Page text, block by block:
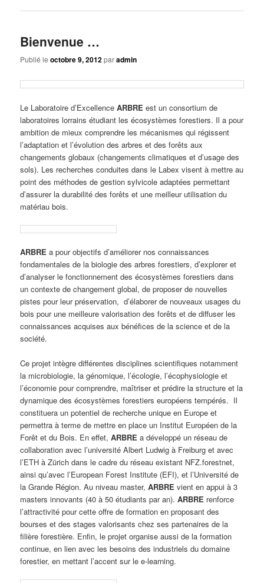
Bienvenue …
Publié leoctobre 9, 2012paradmin
Le Laboratoire d’ExcellenceARBRE est un consortium de
laboratoires lorrains étudiant les écosystèmes forestiers. Il a pour
ambition de mieux comprendre les mécanismes qui régissent
l’adaptation et l’évolution des arbres et des forêts aux
changements globaux (changements climatiques et d’usage des
sols). Les recherches conduites dans le Labex visent à mettre au
point des méthodes de gestion sylvicole adaptées permettant
d’assurer la durabilité des forêts et une meilleur utilisation du
matériau bois.
ARBRE a pour objectifs d’améliorer nos connaissances
fondamentales de la biologie des arbres forestiers, d’explorer et
d’analyser le fonctionnement des écosystèmes forestiers dans
un contexte de changement global, de proposer de nouvelles
pistes pour leur préservation, d’élaborer de nouveaux usages du
bois pour une meilleure valorisation des forêts et de diffuser les
connaissances acquises aux bénéfices de la science et de la
société.
Ce projet intègre différentes disciplines scientifiques notamment
la microbiologie, la génomique, l’écologie, l’écophysiologie et
l’économie pour comprendre, maîtriser et prédire la structure et la
dynamique des écosystèmes forestiers européens tempérés. Il
constituera un potentiel de recherche unique en Europe et
permettra à terme de mettre en place un Institut Européen de la
Forêt et du Bois. En effet,ARBRE a développé un réseau de
collaboration avec l’université Albert Ludwig à Freiburg et avec
l’ETH à Zürich dans le cadre du réseau existant NFZ.forestnet,
ainsi qu’avec l’European Forest Institute (EFI), et l’Université de
la Grande Région. Au niveau master,ARBRE vient en appui à 3
masters innovants (40 à 50 étudiants par an).ARBRE renforce
l’attractivité pour cette offre de formation en proposant des
bourses et des stages valorisants chez ses partenaires de la
filière forestière. Enfin, le projet organise aussi de la formation
continue, en lien avec les besoins des industriels du domaine
forestier, en mettant l’accent sur le e-learning.